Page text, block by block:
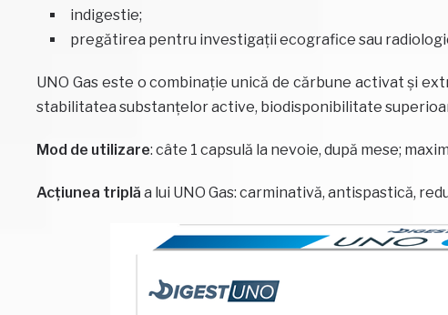
indigestie;
pregătirea pentru investigații ecografice sau
UNO Gas este o combinație unică de cărbune activat și
stabilitatea substanțelor active, biodisponibilitate
Mod de utilizare: câte 1 capsulă la nevoie, după mese;
Acțiunea triplă a lui UNO Gas: carminativă, antispastică,